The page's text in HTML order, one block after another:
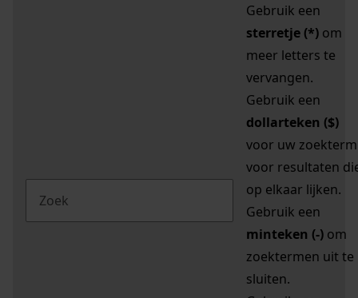
Gebruik een
sterretje (*) om
meer letters te
vervangen.
Gebruik een
dollarteken ($)
voor uw zoekterm
voor resultaten
op elkaar lijken.
Gebruik een
minteken (-) om
zoektermen uit te
sluiten.